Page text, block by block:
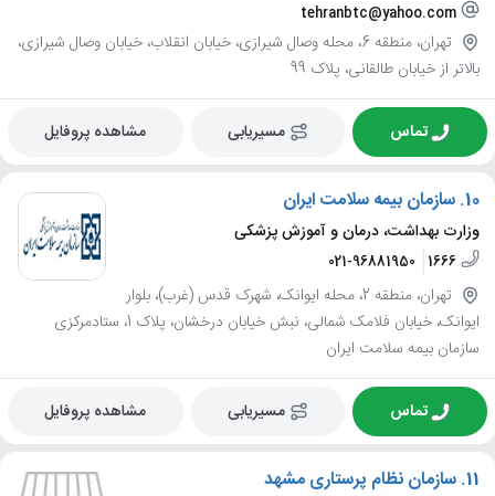
tehranbtc@yahoo.com
تهران، منطقه 6، محله وصال شیرازی، خیابان انقلاب، خیابان وصال شیرازی،
بالاتر از خیابان طالقانی، پلاک 99
تماس مسیریابی مشاهده پروفایل
10. سازمان بیمه سلامت ایران
وزارت بهداشت، درمان و آموزش پزشکی
1666
021-96881950
تهران، منطقه 2، محله ایوانک، شهرک قدس (غرب)، بلوار
ایوانک، خیابان فلامک شمالی، نبش خیابان درخشان، پلاک 1، ستادمرکزی
سازمان بیمه سلامت ایران
تماس مسیریابی مشاهده پروفایل
11. سازمان نظام پرستاری مشهد